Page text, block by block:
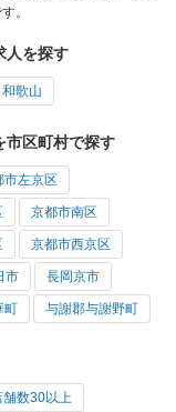
。
人を探す
和歌山
市区町村で探す
市左京区
京都市南区
京都市西京区
市 長岡京市
町 与謝郡与謝野町
舗数30以上